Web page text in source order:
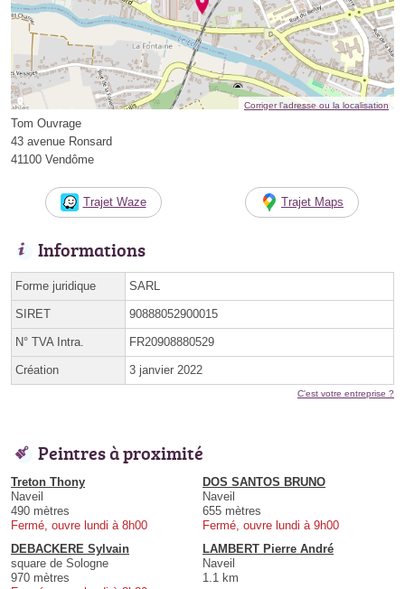
Corriger l’adresse ou la localisation
Tom Ouvrage
43 avenue Ronsard
41100 Vendôme
Trajet Waze Trajet Maps
Informations
Forme juridique SARL
SIRET 90888052900015
N° TVA Intra. FR20908880529
Création 3 janvier 2022
C'est votre entreprise ?
Peintres à proximité
Treton Thony
Naveil
490 mètres
Fermé, ouvre lundi à 8h00
DOS SANTOS BRUNO
Naveil
655 mètres
Fermé, ouvre lundi à 9h00
DEBACKERE Sylvain
square de Sologne
970 mètres
LAMBERT Pierre André
Naveil
1.1 km